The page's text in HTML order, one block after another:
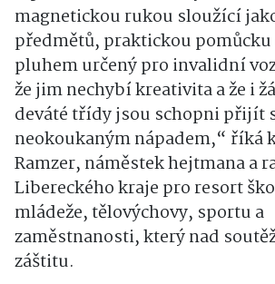
magnetickou rukou sloužící
předmětů, praktickou
pluhem určený pro invalidní
že jim nechybí kreativita a že i
deváté třídy jsou schopni přijít
neokoukaným nápadem,“ říká
Ramzer, náměstek hejtmana a
Libereckého kraje pro resort
mládeže, tělovýchovy, sportu a
zaměstnanosti, který nad
záštitu.